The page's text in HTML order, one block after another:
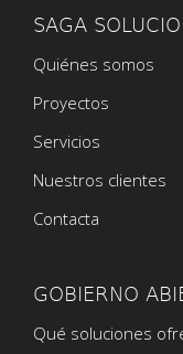
SAGA
Quiénes somos
Proyectos
Servicios
Nuestros clientes
Contacta
GOBIERNO
Qué soluciones